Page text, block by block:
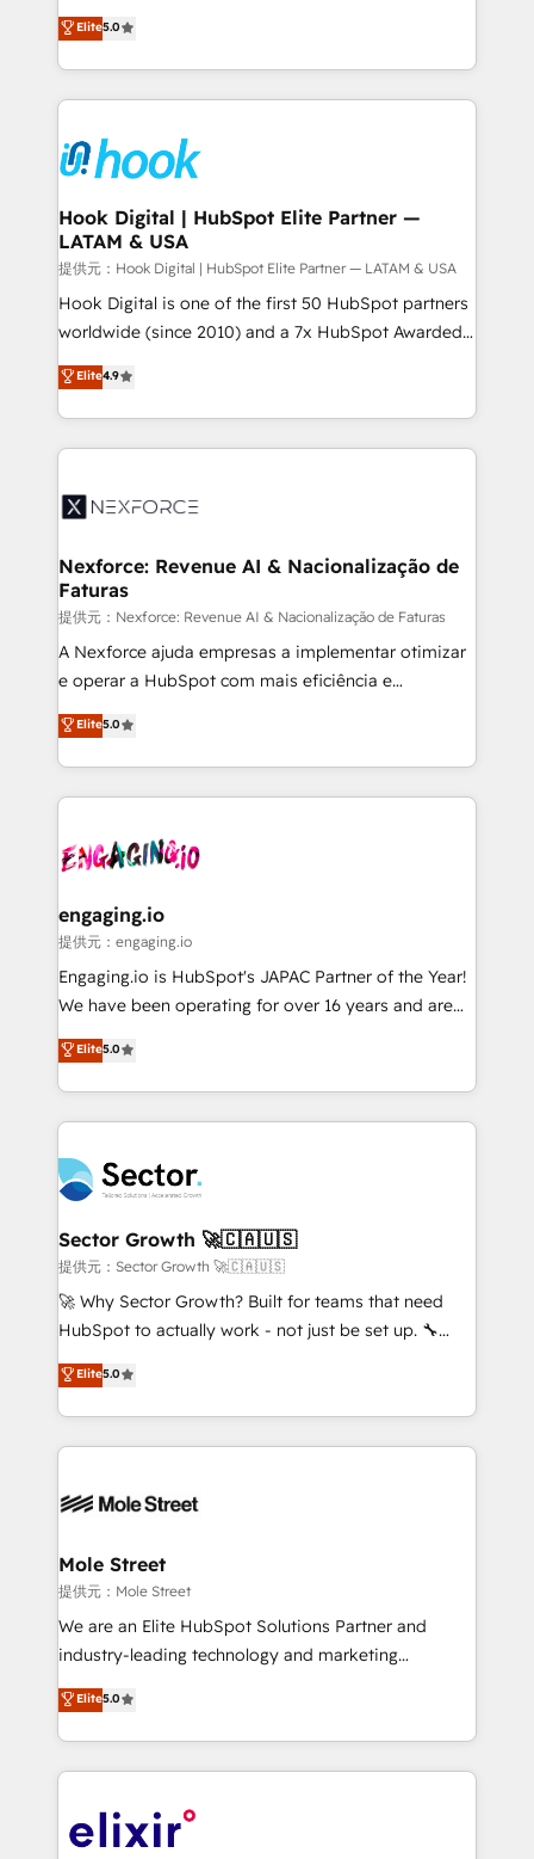
HubSpot partners 🔄 Top 5% globally in client
retention 📅 8+ years of consistent results since 2017
move beyond spreadsheets into unified systems
that drive real business results.
achieve real growth. We specialize in delivering
tailored solutions that drive results by leveraging
HubSpot’s platform and data to fuel success.
Technical Solutions: - HubSpot Technical Consulting -
Onboarding - Data Migration & Integrations -
Technical Audit & Optimization Strategic Solutions: -
Revenue Operations - Inbound Marketing -
Outbound Marketing - HubSpot CMS Website
Design & Development We empower our clients to
reach their full potential by providing transparent,
relationship-driven support. With over 300 HubSpot
technical know-how and strategic guidance you
need to succeed.
Elite5.0
Hook Digital | HubSpot Elite Partner —
LATAM & USA
提供元：Hook Digital | HubSpot Elite Partner — LATAM & USA
Hook Digital is one of the first 50 HubSpot partners
worldwide (since 2010) and a 7x HubSpot Awarded
Elite Partner. With 500+ projects across the U.S.,
Brazil, and LATAM, we combine global expertise with
regional experience. Today, we are Brazil’s largest
HubSpot Elite Partner—trusted by companies across
Implementation & Migration Onboarding across all
Station, Freshdesk, Intercom, and more. Custom
objects, automations, and integrations built for
growth. 🚀 AI-Driven GTM Orchestration Unify
HubSpot with LinkedIn, WhatsApp, email, paid
media, and AI voice to drive pipeline. 🤖 AI Custom
prospecting, follow-ups, service triage, and
knowledge retrieval—built in HubSpot. ⚡ Fast-Track
advanced optimization & adoption 📍 São Paulo, BR
• Des Moines, IA • New York, NY
Elite4.9
Nexforce: Revenue AI & Nacionalização de
Faturas
提供元：Nexforce: Revenue AI & Nacionalização de Faturas
A Nexforce ajuda empresas a implementar otimizar
e operar a HubSpot com mais eficiência e
previsibilidade de receita. Combinamos Revenue
Operations (RevOps) e Inteligência Artificial para
estruturar processos integrar sistemas organizar
dados e automatizar operações. O objetivo é
operacional de receita conectando equipes
Também somos distribuidores oficiais da HubSpot
e de mais de 150 softwares globais permitindo
contratar e pagar a HubSpot em reais com nota
fiscal no Brasil e gerar economia de até 50% na
Oferecemos ainda agentes de IA especializados em
HubSpot que automatizam tarefas executam rotinas
empresas em 13 países utilizam a Nexforce. Somos
a maior parceira da HubSpot na América Latina e
líder no ranking global de sucesso do cliente da
HubSpot.
Elite5.0
engaging.io
提供元：engaging.io
Engaging.io is HubSpot's JAPAC Partner of the Year!
We have been operating for over 16 years and are
one of HubSpot's most experienced and technically
capable Agency Partners globally. We specialise in
complex CRM migrations, implementations,
integrations, custom CMS portal development,
businesses. Our teams are based in North America
and APAC. We are HubSpot's top-ranked Advanced
Implementation Certified Partner and we contribute
to their advisory council. We strive to do 'good work
with good people' and have worked with incredible
brands. You can see some of them on our website,
Elite5.0
Sector Growth 🚀🇨🇦🇺🇸
提供元：Sector Growth 🚀🇨🇦🇺🇸
🚀 Why Sector Growth? Built for teams that need
HubSpot to actually work - not just be set up. 🔧
HubSpot Experts: Onboarding, migrations,
automation, and training built for adoption. ⚡ Highly
Technical Execution: ERP, EMR and Custom
Integrations; complex builds delivered in weeks, not
workflows; automation agents; process optimization
Healthcare: HIPAA implementations; secure data
workflows 💼 Financial Services: compliant
workflows; audit-ready reporting ⚖️ Legal: client
intake; pipeline and document workflows 🛒 E-
revenue automation 🏢 Real Estate: deal pipelines;
portfolio and lifecycle management 🏭
HIPAA-aware; CASL-compliant; GDPR-ready
implementations where required 💡 Why 500+
Elite5.0
Mole Street
提供元：Mole Street
We are an Elite HubSpot Solutions Partner and
industry-leading technology and marketing
consultancy. Our focus is on enterprise and mid-
market B2B companies globally that want a strategic
approach to execute their goals through creative
applications of our solutions; Technical HubSpot
Design, Migrations + Integrations. Mole Street’s
Elite5.0